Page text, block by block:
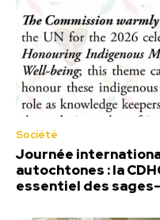
Société
Journée
autochtones : la
essentiel des